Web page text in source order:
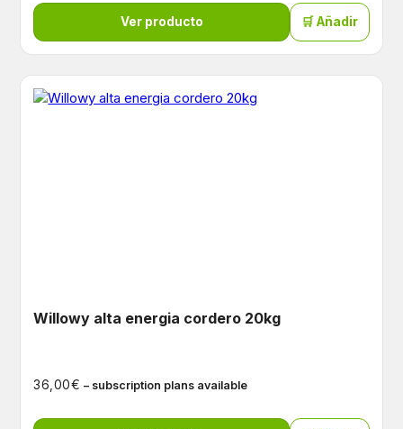
Ver producto 🛒 Añadir
Willowy alta energia cordero 20kg
36,00€ – subscription plans available